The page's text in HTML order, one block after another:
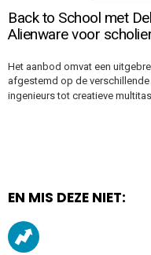
Back to School met
Alienware voor
Het aanbod omvat een
afgestemd op de
ingenieurs tot creatieve
EN MIS DEZE NIET: